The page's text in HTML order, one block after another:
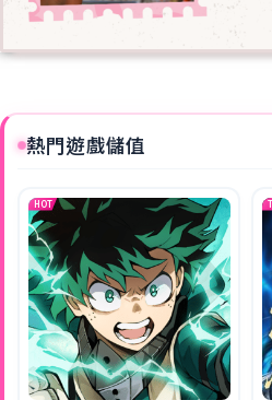
熱門遊戲儲值
HOT